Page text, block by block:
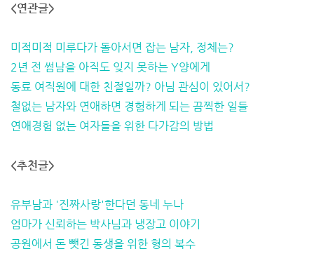
<연관글>
미적미적 미루다가 돌아서면 잡는 남자, 정체는?
2년 전 썸남을 아직도 잊지 못하는 Y양에게
동료 여직원에 대한 친절일까? 아님 관심이 있어서?
철없는 남자와 연애하면 경험하게 되는 끔찍한 일들
연애경험 없는 여자들을 위한 다가감의 방법
<추천글>
유부남과 '진짜사랑'한다던 동네 누나
엄마가 신뢰하는 박사님과 냉장고 이야기
공원에서 돈 뺏긴 동생을 위한 형의 복수